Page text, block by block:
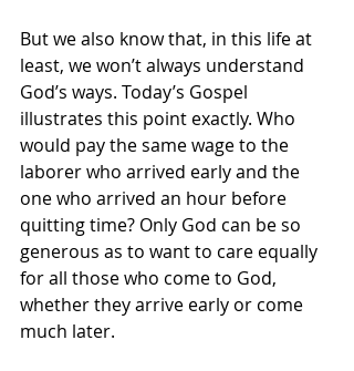
But we also know that, in this life at
least, we won’t always understand
God’s ways. Today’s Gospel
illustrates this point exactly. Who
would pay the same wage to the
laborer who arrived early and the
one who arrived an hour before
quitting time? Only God can be so
generous as to want to care equally
for all those who come to God,
whether they arrive early or come
much later.